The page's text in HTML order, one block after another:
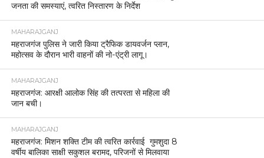
जनता की समस्याएं, त्वरित निस्तारण के निर्देश
MAHARAJGANJ
महराजगंज पुलिस ने जारी किया ट्रैफिक डायवर्जन प्लान,
महोत्सव के दौरान भारी वाहनों की नो-एंट्री लागू।
MAHARAJGANJ
महराजगंज: आरक्षी आलोक सिंह की तत्परता से महिला की
जान बची।
MAHARAJGANJ
महराजगंज: मिशन शक्ति टीम की त्वरित कार्रवाई गुमशुदा 8
वर्षीय बालिका साक्षी सकुशल बरामद, परिजनों से मिलवाया